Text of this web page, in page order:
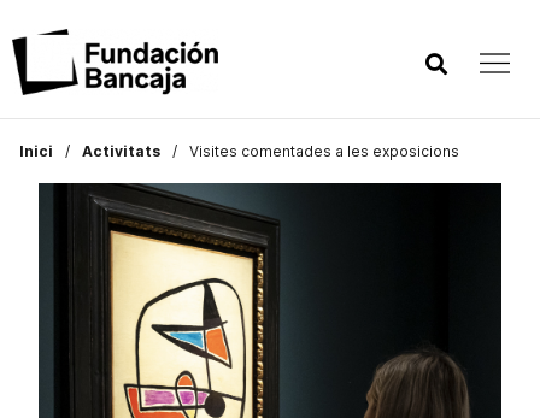
Inici Activitats Visites comentades a les exposicions